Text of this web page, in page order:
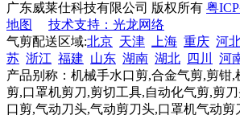
广东威莱仕科技有限公司 版权所有 粤
地图
技术支持：光龙网络
气剪配送区域:北京 天津 上海 重庆 河
苏 浙江 福建 山东 湖南 湖北 四川 河
产品别称：机械手水口剪,合金气剪,剪钳
剪,口罩机剪刀,剪切工具,自动化气剪,剪
口剪,气动刀头,气动剪刀头,口罩机气动剪